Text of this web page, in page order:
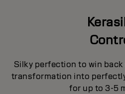
Silky perfection to win
transformation into
for up to 3-5